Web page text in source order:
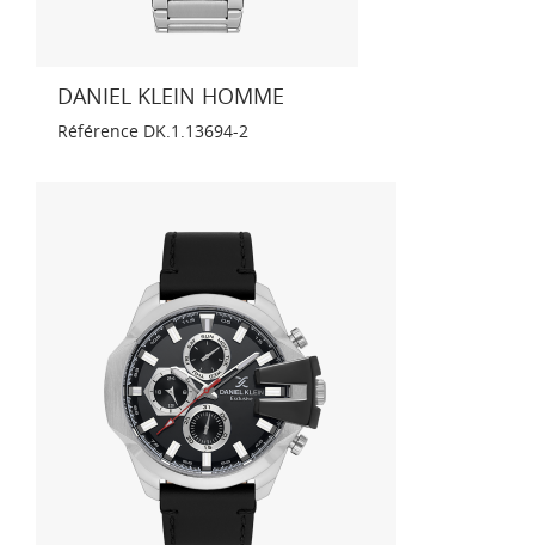
DANIEL KLEIN HOMME
Référence DK.1.13694-2